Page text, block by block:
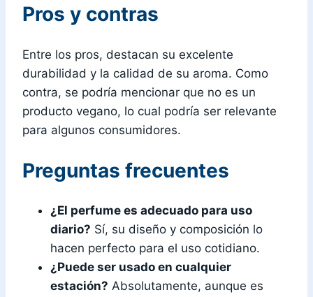
Pros y contras
Entre los pros, destacan su excelente
durabilidad y la calidad de su aroma. Como
contra, se podría mencionar que no es un
producto vegano, lo cual podría ser relevante
para algunos consumidores.
Preguntas frecuentes
¿El perfume es adecuado para uso
diario? Sí, su diseño y composición lo
hacen perfecto para el uso cotidiano.
¿Puede ser usado en cualquier
estación? Absolutamente, aunque es